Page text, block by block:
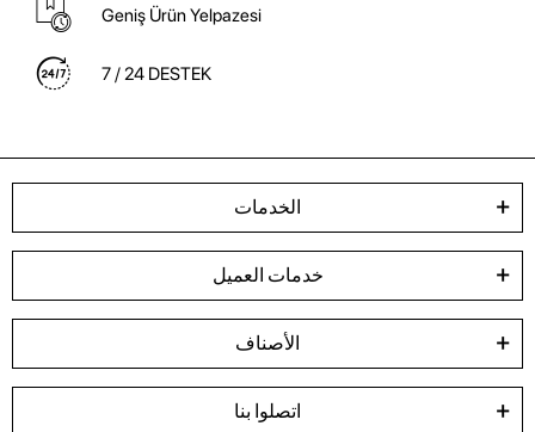
Geniş Ürün Yelpazesi
7 / 24 DESTEK
الخدمات
خدمات العميل
الأصناف
اتصلوا بنا